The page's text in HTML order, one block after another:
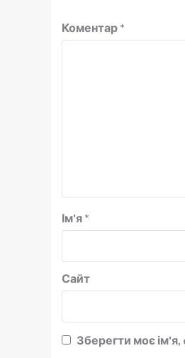
Коментар *
Ім'я *
Сайт
Зберегти моє ім'я,